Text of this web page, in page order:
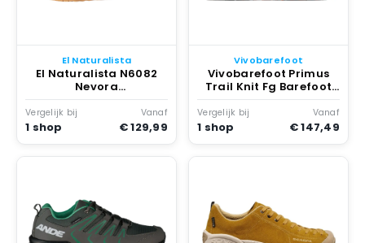
El Naturalista
El Naturalista N6082
Nevora
Wandelschoenen Suede
Vergelijk bij
1 shop
Vanaf
€ 129,99
Vivobarefoot
Vivobarefoot Primus
Trail Knit Fg Barefoot
Wandelschoenen
Graphite/gum
Vergelijk bij
1 shop
Vanaf
€ 147,49